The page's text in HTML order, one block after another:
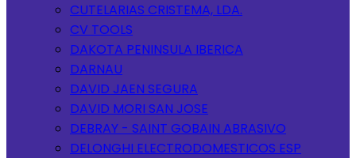
CUTELARIAS CRISTEMA, LDA.
CV TOOLS
DAKOTA PENINSULA IBERICA
DARNAU
DAVID JAEN SEGURA
DAVID MORI SAN JOSE
DEBRAY - SAINT GOBAIN ABRASIVO
DELONGHI ELECTRODOMESTICOS ESP